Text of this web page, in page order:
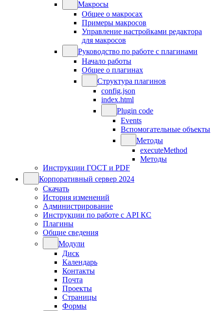
Макросы
Общее о макросах
Примеры макросов
Управление настройками редактора
для макросов
Руководство по работе с плагинами
Начало работы
Общее о плагинах
Структура плагинов
config.json
index.html
Plugin code
Events
Вспомогательные объекты
Методы
executeMethod
Методы
Инструкции ГОСТ и PDF
Корпоративный сервер 2024
Скачать
История изменений
Администрирование
Инструкции по работе с API КС
Плагины
Общие сведения
Модули
Диск
Календарь
Контакты
Почта
Проекты
Страницы
Формы